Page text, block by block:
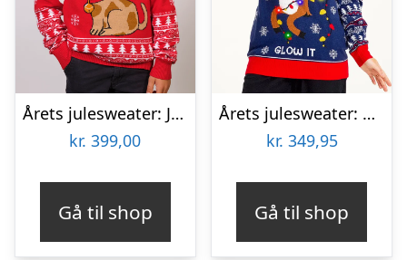
Årets julesweater: Julemandens Lille Hjælper – Børn. Ugly Christmas Sweater lavet i Danmark
kr. 399,00
Gå til shop
Årets julesweater: Sexy And I Glow It Blå – dame / kvinder. Ugly Christmas Sweater lavet i Danmark
kr. 349,95
Gå til shop